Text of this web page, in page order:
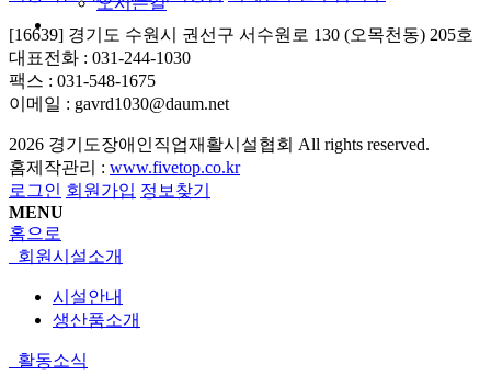
[16639] 경기도 수원시 권선구 서수원로 130 (오목천동) 205호
대표전화 : 031-244-1030
팩스 : 031-548-1675
이메일 : gavrd1030@daum.net
2026 경기도장애인직업재활시설협회 All rights reserved.
홈제작관리 : www.fivetop.co.kr
로그인 회원가입 정보찾기
MENU
홈으로
회원시설소개
시설안내
생산품소개
활동소식